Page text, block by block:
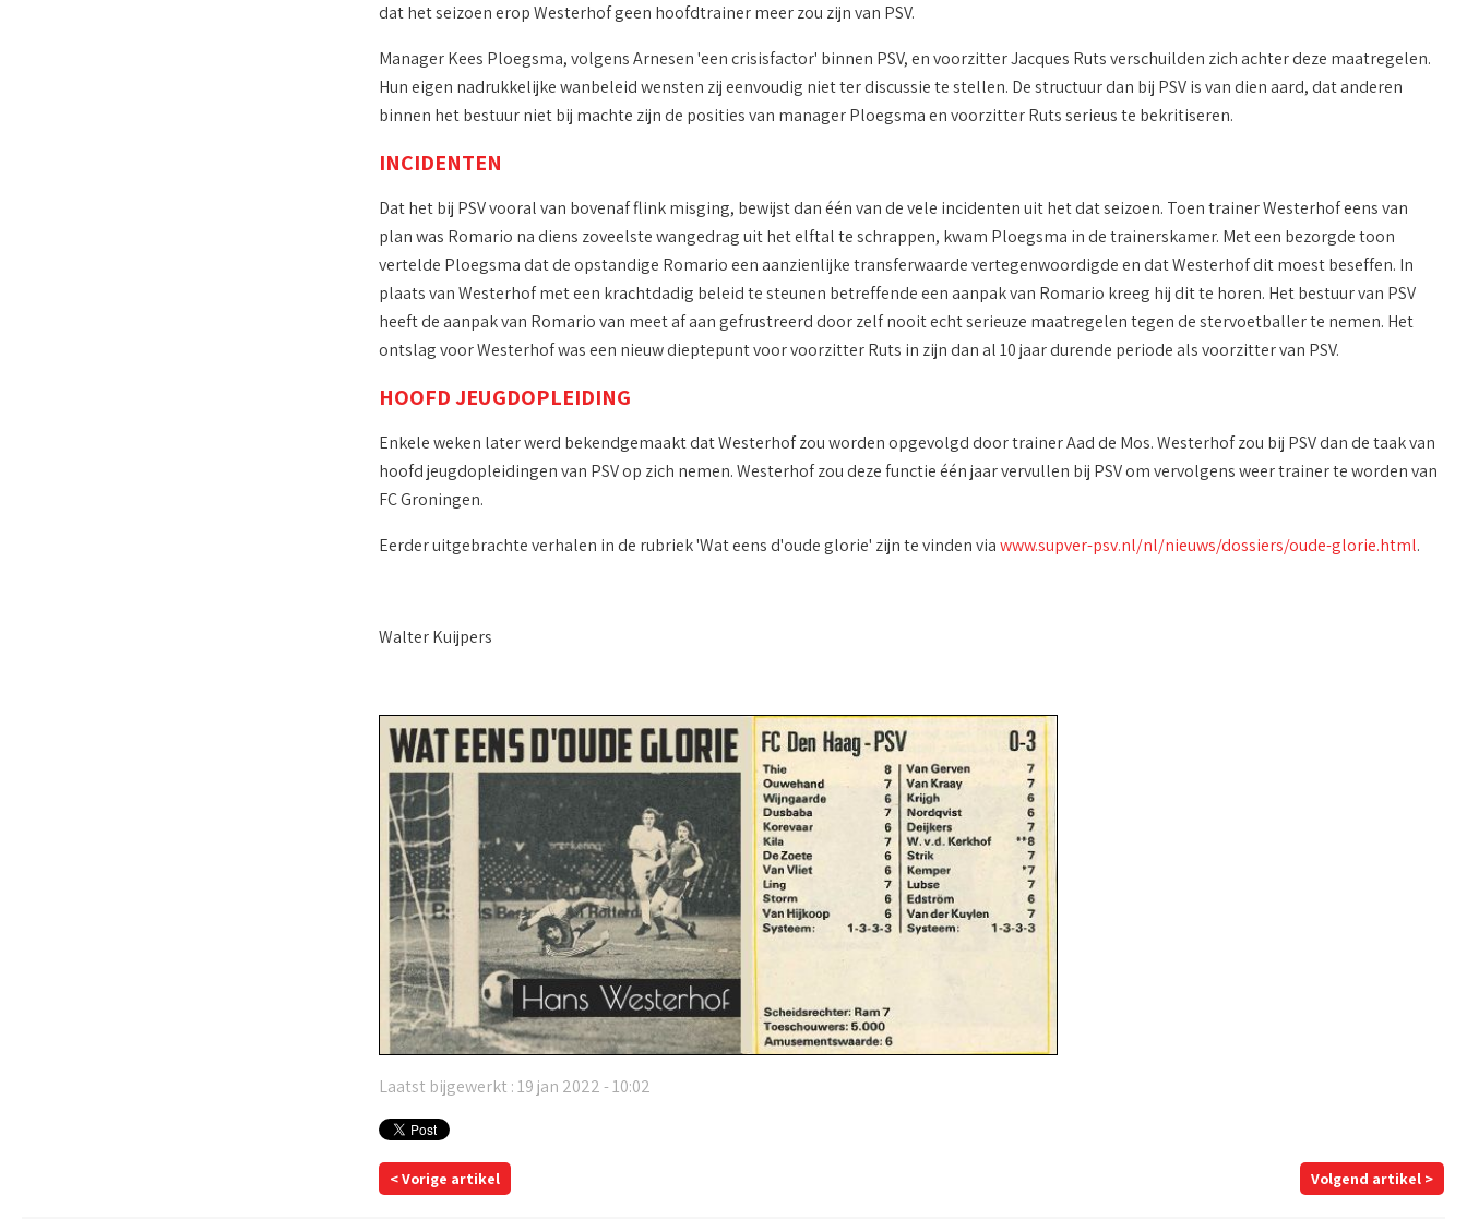
dat het seizoen erop Westerhof geen hoofdtrainer meer zou zijn van PSV.
Manager Kees Ploegsma, volgens Arnesen 'een crisisfactor' binnen PSV, en voorzitter Jacques Ruts verschuilden zich achter deze maatregelen.
Hun eigen nadrukkelijke wanbeleid wensten zij eenvoudig niet ter discussie te stellen. De structuur dan bij PSV is van dien aard, dat anderen
binnen het bestuur niet bij machte zijn de posities van manager Ploegsma en voorzitter Ruts serieus te bekritiseren.
INCIDENTEN
Dat het bij PSV vooral van bovenaf flink misging, bewijst dan één van de vele incidenten uit het dat seizoen. Toen trainer Westerhof eens van
plan was Romario na diens zoveelste wangedrag uit het elftal te schrappen, kwam Ploegsma in de trainerskamer. Met een bezorgde toon
vertelde Ploegsma dat de opstandige Romario een aanzienlijke transferwaarde vertegenwoordigde en dat Westerhof dit moest beseffen. In
plaats van Westerhof met een krachtdadig beleid te steunen betreffende een aanpak van Romario kreeg hij dit te horen. Het bestuur van PSV
heeft de aanpak van Romario van meet af aan gefrustreerd door zelf nooit echt serieuze maatregelen tegen de stervoetballer te nemen. Het
ontslag voor Westerhof was een nieuw dieptepunt voor voorzitter Ruts in zijn dan al 10 jaar durende periode als voorzitter van PSV.
HOOFD JEUGDOPLEIDING
Enkele weken later werd bekendgemaakt dat Westerhof zou worden opgevolgd door trainer Aad de Mos. Westerhof zou bij PSV dan de taak van
hoofd jeugdopleidingen van PSV op zich nemen. Westerhof zou deze functie één jaar vervullen bij PSV om vervolgens weer trainer te worden van
FC Groningen.
Eerder uitgebrachte verhalen in de rubriek 'Wat eens d'oude glorie' zijn te vinden viawww.supver-psv.nl/nl/nieuws/dossiers/oude-glorie.html.
Walter Kuijpers
Laatst bijgewerkt : 19 jan 2022 - 10:02
< Vorige artikel Volgend artikel >